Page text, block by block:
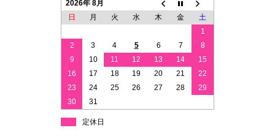
2026年 8月
日
月 火 水 木 金
土
1
2
3 4 5 6 7
8
9
10 11 12 13 14
15
16
17 18 19 20 21
22
23
24 25 26 27 28
29
30
31
定休日